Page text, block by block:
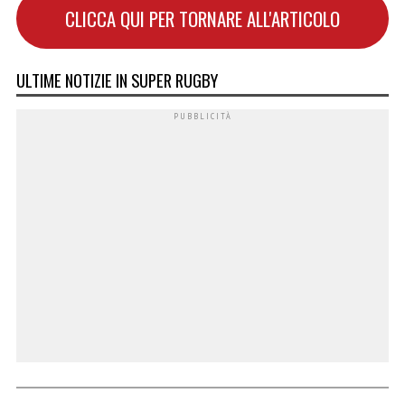
CLICCA QUI PER TORNARE ALL'ARTICOLO
ULTIME NOTIZIE IN SUPER RUGBY